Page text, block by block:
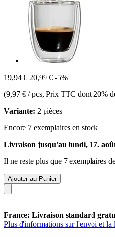
19,94 € 20,99 € -5%
(9,97 € / pcs, Prix TTC dont 20%
Variante: 2 pièces
Encore 7 exemplaires en stock
Livraison jusqu'au lundi, 17.
Il ne reste plus que 7 exemplaires
Ajouter au Panier
France: Livraison standard
Plus d'informations sur l'envoi et la